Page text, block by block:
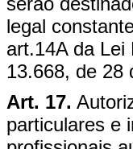
legal
art.14A da Lei
13.668, de 28
Art. 17.
particulares e